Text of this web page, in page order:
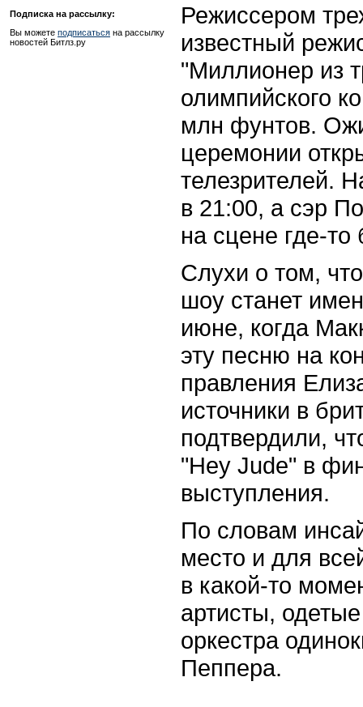
Подписка на рассылку:
Вы можете подписаться на рассылку
новостей Битлз.ру
Режиссером
известный
"Миллионер из
олимпийского
млн фунтов.
церемонии
телезрителей.
в 21:00, а сэр
на сцене где-
Слухи о том,
шоу станет
июне, когда
эту песню на
правления
источники в
подтвердили,
"Hey Jude" в
выступления.
По словам
место и для
в какой-то
артисты,
оркестра
Пеппера.